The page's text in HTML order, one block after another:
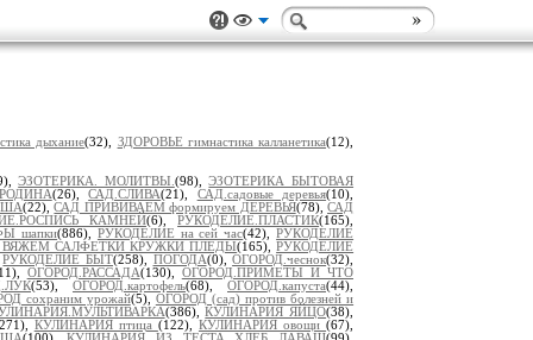
дыхание(32), ЗДОРОВЬЕ гимнастика калланетика(12),
ЭЗОТЕРИКА. МОЛИТВЫ. (98),ЭЗОТЕРИКА БЫТОВАЯ
(26),САД.СЛИВА(21), САД.садовые деревья(10),
(22),САД ПРИВИВАЕМ формируем ДЕРЕВЬЯ(78),САД
КАМНЕЙ(6),РУКОДЕЛИЕ.ПЛАСТИК(165),
шапки(886), РУКОДЕЛИЕ на сей час(42),РУКОДЕЛИЕ
ВЯЖЕМ САЛФЕТКИ КРУЖКИ ПЛЕДЫ(165),РУКОДЕЛИЕ
РУКОДЕЛИЕ БЫТ(258), ПОГОДА(0),ОГОРОД.чеснок(32),
ОГОРОД.РАССАДА(130), ОГОРОД.ПРИМЕТЫ И ЧТО
(53), ОГОРОД.картофель(68), ОГОРОД.капуста(44),
сохраним урожай(5), ОГОРОД (сад) против болезней и
(386),КУЛИНАРИЯ ЯЙЦО(38),
КУЛИНАРИЯ птица (122), КУЛИНАРИЯ овощи(67),